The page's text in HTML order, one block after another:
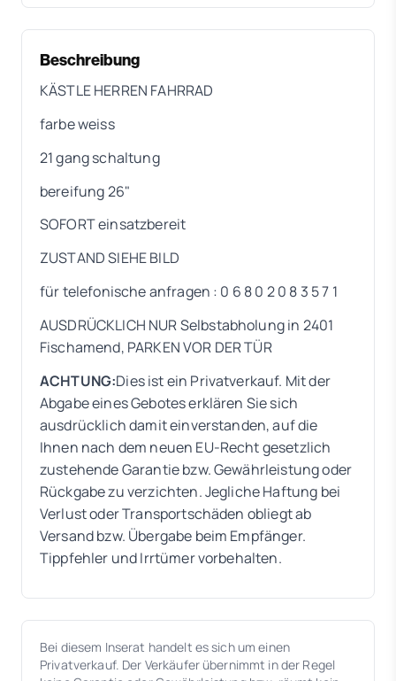
Beschreibung
KÄSTLE HERREN FAHRRAD
farbe weiss
21 gang schaltung
bereifung 26"
SOFORT einsatzbereit
ZUSTAND SIEHE BILD
für telefonische anfragen : 0 6 8 0 2 0 8 3 5 7 1
AUSDRÜCKLICH NUR Selbstabholung in 2401
Fischamend, PARKEN VOR DER TÜR
ACHTUNG:Dies ist ein Privatverkauf. Mit der
Abgabe eines Gebotes erklären Sie sich
ausdrücklich damit einverstanden, auf die
Ihnen nach dem neuen EU-Recht gesetzlich
zustehende Garantie bzw. Gewährleistung oder
Rückgabe zu verzichten. Jegliche Haftung bei
Verlust oder Transportschäden obliegt ab
Versand bzw. Übergabe beim Empfänger.
Tippfehler und Irrtümer vorbehalten.
Bei diesem Inserat handelt es sich um einen
Privatverkauf. Der Verkäufer übernimmt in der Regel